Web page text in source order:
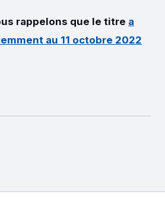
rappelons que le titre a
au 11 octobre 2022